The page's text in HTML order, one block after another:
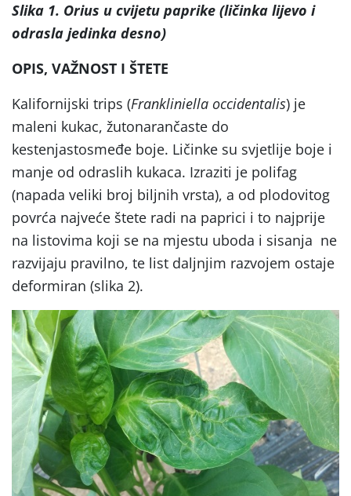
Slika 1. Orius u cvijetu paprike (ličinka lijevo i
odrasla jedinka desno)
OPIS, VAŽNOST I ŠTETE
Kalifornijski trips (Frankliniella occidentalis) je
maleni kukac, žutonarančaste do
kestenjastosmeđe boje. Ličinke su svjetlije boje i
manje od odraslih kukaca. Izraziti je polifag
(napada veliki broj biljnih vrsta), a od plodovitog
povrća najveće štete radi na paprici i to najprije
na listovima koji se na mjestu uboda i sisanja ne
razvijaju pravilno, te list daljnjim razvojem ostaje
deformiran (slika 2).